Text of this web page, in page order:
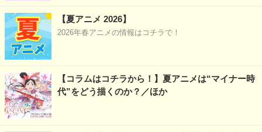
【夏アニメ 2026】
2026年春アニメの情報はコチラで！
【コラムはコチラから！】夏アニメは“マイナー時
代”をどう描くのか？／ほか